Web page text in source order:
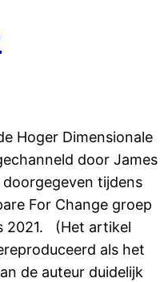
Hoger Dimensionale
door James
tijdens
For Change groep
2021. (Het artikel
als het
de auteur duidelijk